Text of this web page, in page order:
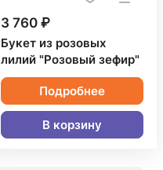
3 760 ₽
Букет из розовых
лилий "Розовый зефир"
Подробнее
В корзину